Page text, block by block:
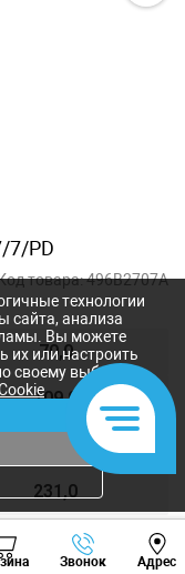
7/PD
товара:496B2707A
70,0
109,0
164,0
231,0
Звонок Адрес
Viber Whatsapp
технологии
сайта, анализа
Вы можете
их или настроить
своему выбору.